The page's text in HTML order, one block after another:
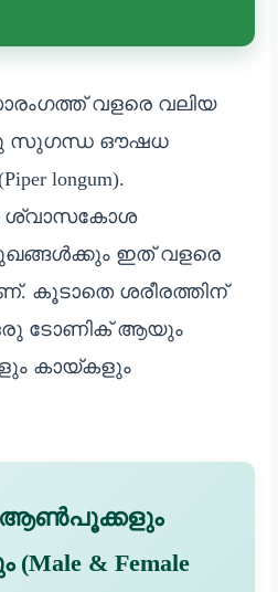
വളരെ വലിയ
സുഗന്ധ ഔഷധ
longum).
ശ്വാസകോശ
ഇത് വളരെ
കൂടാതെ ശരീരത്തിന്
ടോണിക് ആയും
കായ്കളും
ആൺപൂക്കളും
& Female